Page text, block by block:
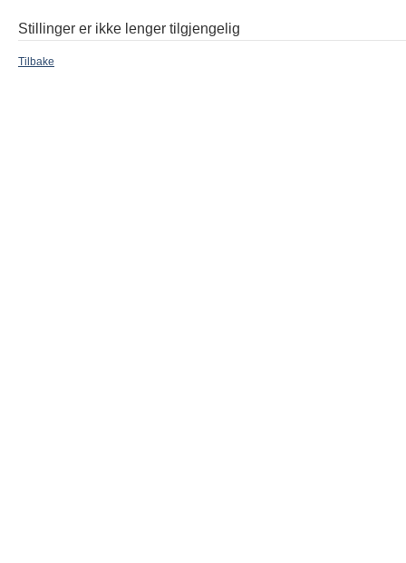
Stillinger er ikke lenger tilgjengelig
Tilbake